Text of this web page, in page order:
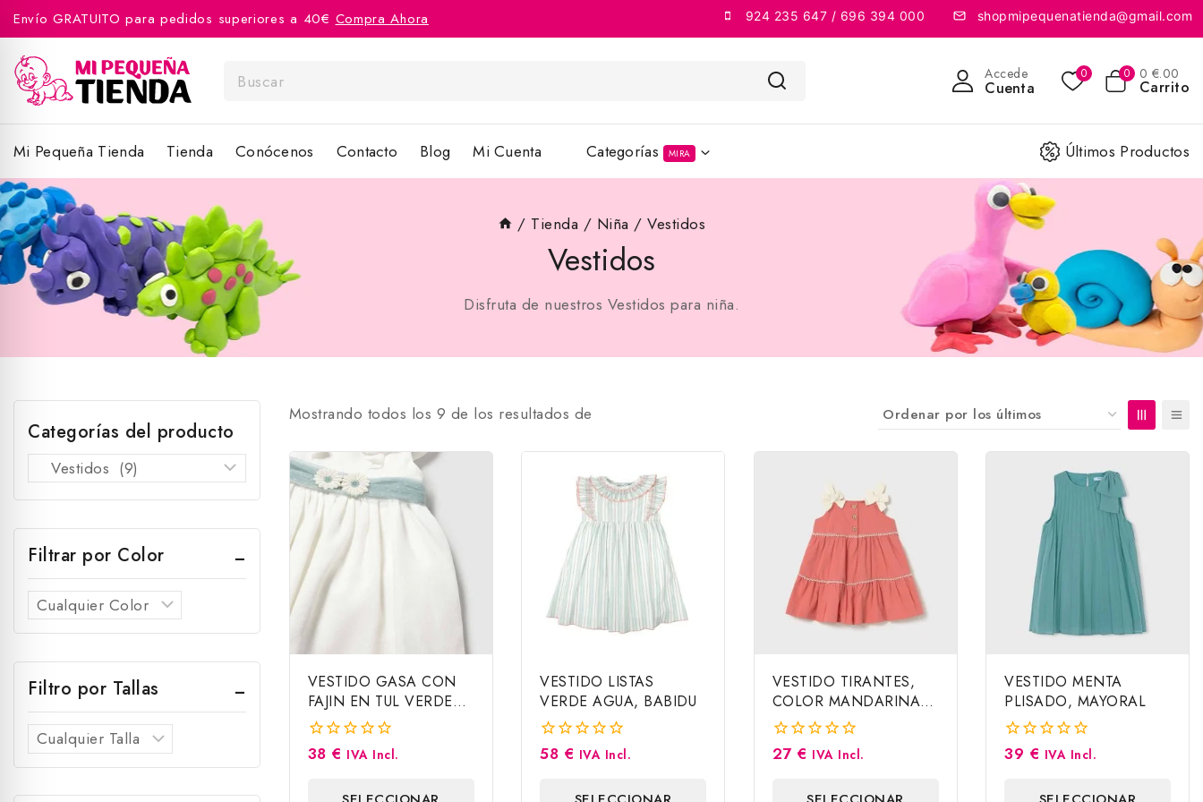
Envío GRATUITO para pedidos superiores a 40€ Compra Ahora 924 235 647 / 696 394 000 shopmipequenatienda@gmail.com
Accede
Cuenta
0 0 0 €.00
Carrito
Mi Pequeña Tienda Tienda Conócenos Contacto Blog Mi Cuenta Categorías MIRA Últimos Productos
/ Tienda / Niña / Vestidos
Vestidos
Disfruta de nuestros Vestidos para niña.
Mostrando todos los 9 de los resultados de
VESTIDO GASA CON
FAJIN EN TUL VERDE
AGUA, MAYORAL
0
38 € IVA Incl.
VESTIDO LISTAS
VERDE AGUA, BABIDU
0
58 € IVA Incl.
VESTIDO TIRANTES,
COLOR MANDARINA.
MAYORAL
0
27 € IVA Incl.
VESTIDO MENTA
PLISADO, MAYORAL
0
39 € IVA Incl.
Categorías del producto
Filtrar por Color
Filtro por Tallas